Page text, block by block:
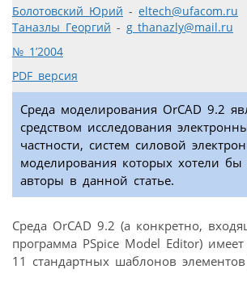
Болотовский Юрий - eltech@ufacom.ru
Таназлы Георгий - g_thanazly@mail.ru
№ 1’2004
PDF версия
Среда моделирования OrCAD 9.2
средством исследования
частности, систем силовой
моделирования которых хотели бы
авторы в данной статье.
Среда OrCAD 9.2 (а конкретно,
программа PSpice Model Editor)
11 стандартных шаблонов